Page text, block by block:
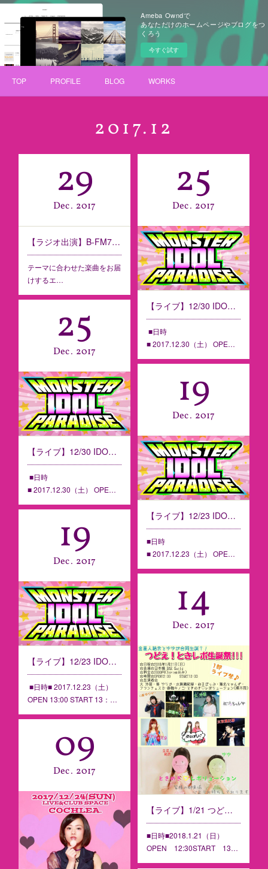
Ameba Owndで
あなただけのホームページやブログをつ
くろう
今すぐ試す
TOP PROFILE BLOG WORKS
2017. 12
29
Dec 2017
【ラジオ出演】B-FM791 My Favorite songs
テーマに合わせた楽曲をお届
けするエ…
25
Dec 2017
【ライブ】12/30 IDOL PARADISE 年末ライブ納め02 ＠MONSTERS cafe【香川】
■日時
■ 2017.12.30（土） OPE…
25
Dec 2017
【ライブ】12/30 IDOL PARADISE 年末ライブ納め01 ＠MONSTERS cafe【香川】
■日時
■ 2017.12.30（土） OPE…
19
Dec 2017
【ライブ】12/23 IDOL PARADISE Vol.108 ＠MONSTERS cafe【香川】
■日時
■ 2017.12.23（土） OPE…
19
Dec 2017
【ライブ】12/23 IDOL PARADISE Vol.107 ＠MONSTERS cafe【香川】
■日時■ 2017.12.23（土）
OPEN 13:00 START 13：…
14
Dec 2017
【ライブ】1/21 つどえ！ときレボ生誕祭！！！【大阪】※１月５日更新
■日時■2018.1.21（日）
OPEN 12:30START 13…
09
Dec 2017